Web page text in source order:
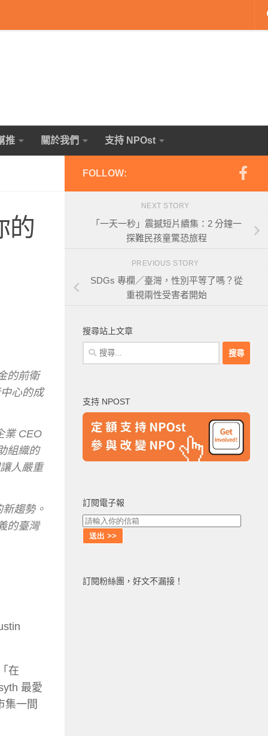
推 關於我們 支持 NPOst
的
的前衛
心的成
業 CEO
組織的
人嚴重
趨勢。
的臺灣
在
最愛
集一間
FOLLOW:
NEXT STORY
「一天一秒」震撼短片續集：2 分鐘一
探難民孩童驚恐旅程
PREVIOUS STORY
SDGs 專欄／臺灣，性別平等了嗎？從
重視兩性受害者開始
搜尋站上文章
搜
尋
字:
支持 NPOST
訂閱電子報
訂閱粉絲團，好文不漏接！